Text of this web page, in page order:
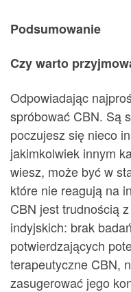
Podsumowanie
Czy warto
Odpowiadając
spróbować CBN. Są
poczujesz się nieco
jakimkolwiek innym
wiesz, może być w
które nie reagują na
CBN jest trudnością
indyjskich: brak
potwierdzających
terapeutyczne CBN,
zasugerować jego